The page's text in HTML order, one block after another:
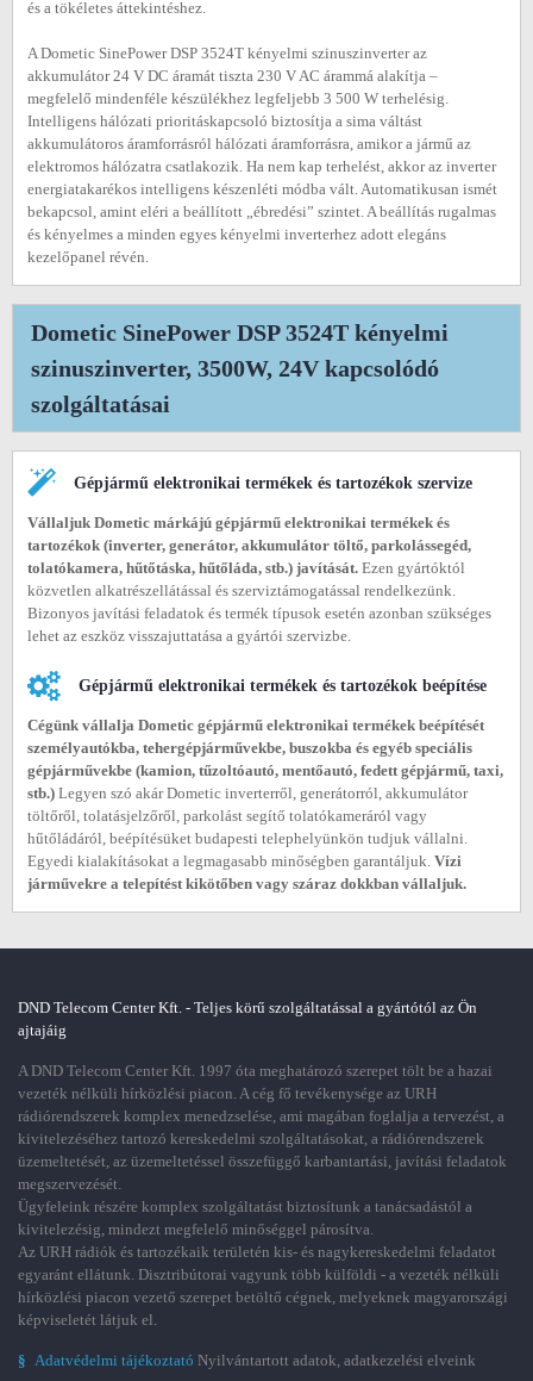
és a tökéletes áttekintéshez.
A Dometic SinePower DSP 3524T kényelmi szinuszinverter az
akkumulátor 24 V DC áramát tiszta 230 V AC árammá alakítja –
megfelelő mindenféle készülékhez legfeljebb 3 500 W terhelésig.
Intelligens hálózati prioritáskapcsoló biztosítja a sima váltást
akkumulátoros áramforrásról hálózati áramforrásra, amikor a jármű az
elektromos hálózatra csatlakozik. Ha nem kap terhelést, akkor az inverter
energiatakarékos intelligens készenléti módba vált. Automatikusan ismét
bekapcsol, amint eléri a beállított „ébredési” szintet. A beállítás rugalmas
és kényelmes a minden egyes kényelmi inverterhez adott elegáns
kezelőpanel révén.
Dometic SinePower DSP 3524T kényelmi
szinuszinverter, 3500W, 24V kapcsolódó
szolgáltatásai
Gépjármű elektronikai termékek és tartozékok szervize
Vállaljuk Dometic márkájú gépjármű elektronikai termékek és
tartozékok (inverter, generátor, akkumulátor töltő, parkolássegéd,
tolatókamera, hűtőtáska, hűtőláda, stb.) javítását. Ezen gyártóktól
közvetlen alkatrészellátással és szerviztámogatással rendelkezünk.
Bizonyos javítási feladatok és termék típusok esetén azonban szükséges
lehet az eszköz visszajuttatása a gyártói szervizbe.
Gépjármű elektronikai termékek és tartozékok beépítése
Cégünk vállalja Dometic gépjármű elektronikai termékek beépítését
személyautókba, tehergépjárművekbe, buszokba és egyéb speciális
gépjárművekbe (kamion, tűzoltóautó, mentőautó, fedett gépjármű, taxi,
stb.) Legyen szó akár Dometic inverterről, generátorról, akkumulátor
töltőről, tolatásjelzőről, parkolást segítő tolatókameráról vagy
hűtőládáról, beépítésüket budapesti telephelyünkön tudjuk vállalni.
Egyedi kialakításokat a legmagasabb minőségben garantáljuk. Vízi
járművekre a telepítést kikötőben vagy száraz dokkban vállaljuk.
DND Telecom Center Kft. - Teljes körű szolgáltatással a gyártótól az Ön
ajtajáig
A DND Telecom Center Kft. 1997 óta meghatározó szerepet tölt be a hazai
vezeték nélküli hírközlési piacon. A cég fő tevékenysége az URH
rádiórendszerek komplex menedzselése, ami magában foglalja a tervezést, a
kivitelezéséhez tartozó kereskedelmi szolgáltatásokat, a rádiórendszerek
üzemeltetését, az üzemeltetéssel összefüggő karbantartási, javítási feladatok
megszervezését.
Ügyfeleink részére komplex szolgáltatást biztosítunk a tanácsadástól a
kivitelezésig, mindezt megfelelő minőséggel párosítva.
Az URH rádiók és tartozékaik területén kis- és nagykereskedelmi feladatot
egyaránt ellátunk. Disztribútorai vagyunk több külföldi - a vezeték nélküli
hírközlési piacon vezető szerepet betöltő cégnek, melyeknek magyarországi
képviseletét látjuk el.
§ Adatvédelmi tájékoztató Nyilvántartott adatok, adatkezelési elveink